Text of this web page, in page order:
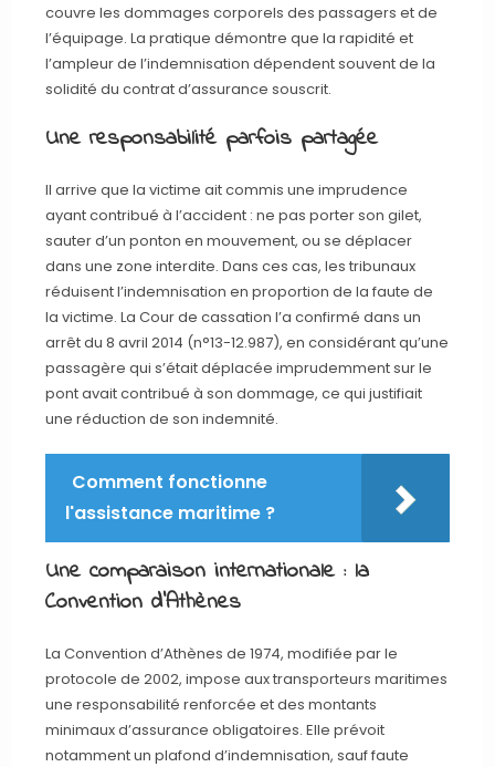
couvre les dommages corporels des passagers et de
l’équipage. La pratique démontre que la rapidité et
l’ampleur de l’indemnisation dépendent souvent de la
solidité du contrat d’assurance souscrit.
Une responsabilité parfois partagée
Il arrive que la victime ait commis une imprudence
ayant contribué à l’accident : ne pas porter son gilet,
sauter d’un ponton en mouvement, ou se déplacer
dans une zone interdite. Dans ces cas, les tribunaux
réduisent l’indemnisation en proportion de la faute de
la victime. La Cour de cassation l’a confirmé dans un
arrêt du 8 avril 2014 (n°13-12.987), en considérant qu’une
passagère qui s’était déplacée imprudemment sur le
pont avait contribué à son dommage, ce qui justifiait
une réduction de son indemnité.
Comment fonctionne
l'assistance maritime ?
Une comparaison internationale : la
Convention d’Athènes
La Convention d’Athènes de 1974, modifiée par le
protocole de 2002, impose aux transporteurs maritimes
une responsabilité renforcée et des montants
minimaux d’assurance obligatoires. Elle prévoit
notamment un plafond d’indemnisation, sauf faute